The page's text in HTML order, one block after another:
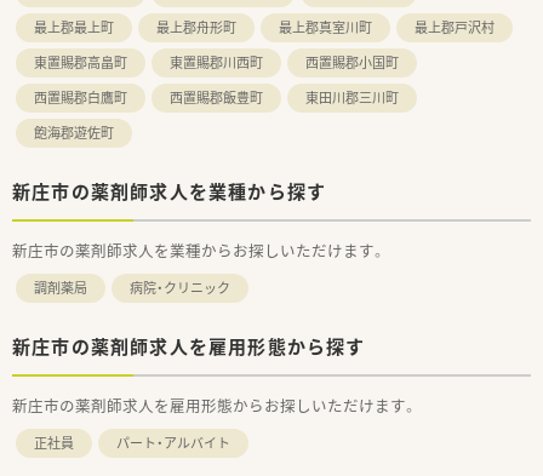
・・◇ 薬局紹介 ◇・・
■内科・小児科をメインに応需しており、幅広い年代の近隣にお
住いの方の対応をしております。
1日あたりの処方箋枚数は80枚前後で無理なくペースを守って働
けます。
また、ヘルプ体制も整っているため、残業時間も少なく、協力し
が可能です。
■在宅医療も行っており、施設から月50枚程度の応需がござい
ます。
在宅医療の経験もしっかり積むことができる環境です。
・・◇ こんな方にオススメです ◇・・
■かかりつけ薬剤師として活躍したい方
■子育て中の方も歓迎！
育児支援体制も整っているため安心して就業いただけます。
最上郡最上町
最上郡舟形町 最上郡真室川町
最上郡戸沢村
東置賜郡高畠町
東置賜郡川西町
西置賜郡小国町
西置賜郡白鷹町
西置賜郡飯豊町
東田川郡三川町
飽海郡遊佐町
新庄市の薬剤師求人を業種から探す
新庄市の薬剤師求人を業種からお探しいただけます。
調剤薬局 病院・クリニック
新庄市の薬剤師求人を雇用形態から探す
新庄市の薬剤師求人を雇用形態からお探しいただけます。
正社員 パート・アルバイト